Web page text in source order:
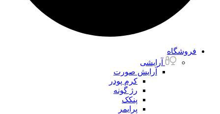
فروشگاه
آرایشی
آرایش صورت
کرم پودر
رژ گونه
پنکک
پرایمر